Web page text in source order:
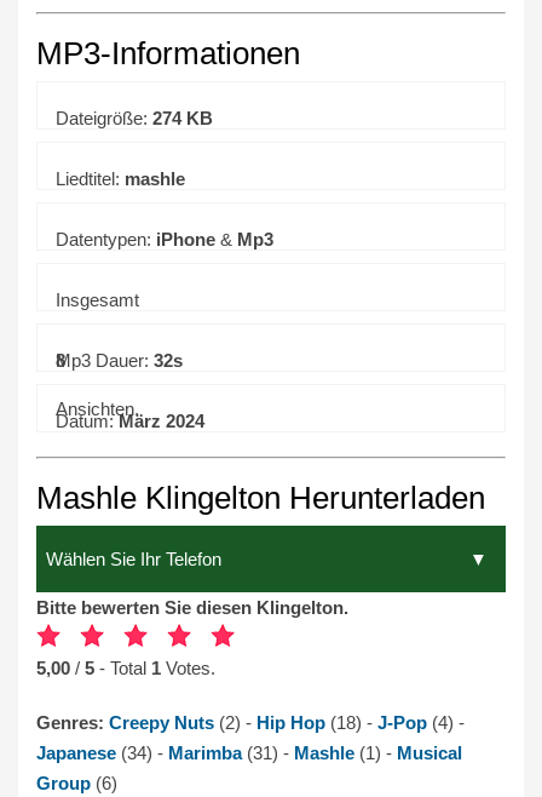
MP3-Informationen
Dateigröße: 274 KB
Liedtitel: mashle
Datentypen: iPhone & Mp3
Insgesamt
8
Ansichten.
Mp3 Dauer: 32s
Datum:März 2024
Mashle Klingelton Herunterladen
Bitte bewerten Sie diesen Klingelton.
5,00 / 5 - Total 1 Votes.
Genres: Creepy Nuts (2) - Hip Hop (18) - J-Pop (4) -
Japanese (34) - Marimba (31) - Mashle (1) - Musical
Group (6)